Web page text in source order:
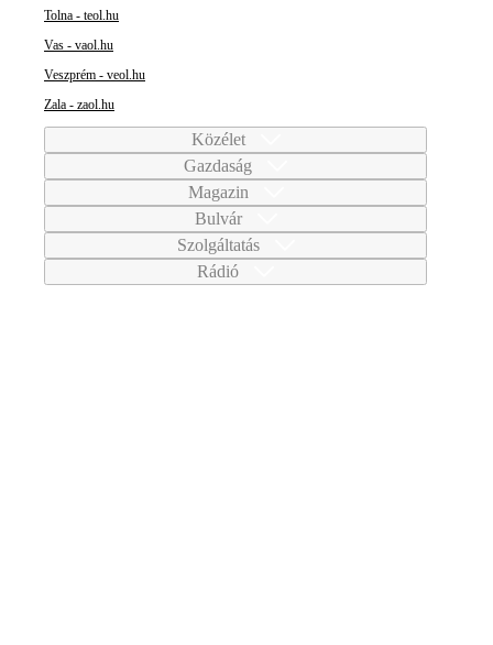
Tolna - teol.hu
Vas - vaol.hu
Veszprém - veol.hu
Zala - zaol.hu
Közélet
Gazdaság
Magazin
Bulvár
Szolgáltatás
Rádió